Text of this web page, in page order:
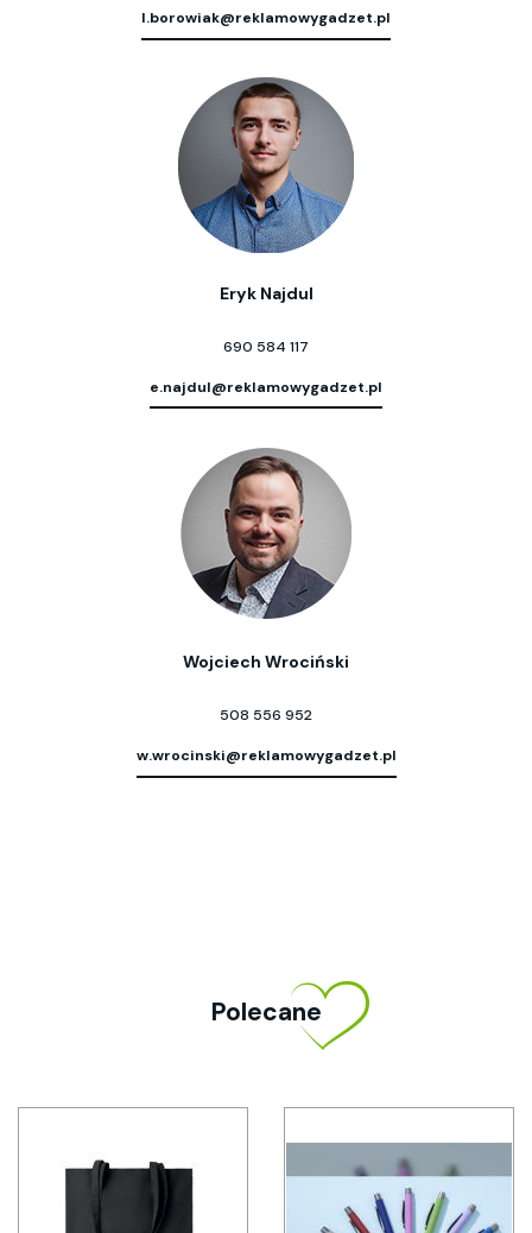
l.borowiak@reklamowygadzet.pl
Eryk Najdul
690 584 117
e.najdul@reklamowygadzet.pl
Wojciech Wrociński
508 556 952
w.wrocinski@reklamowygadzet.pl
Polecane